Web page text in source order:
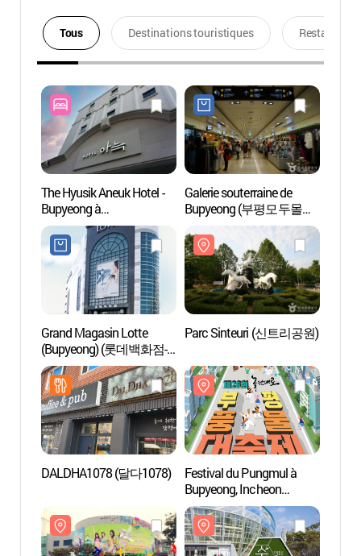
Tous Destinations touristiques Restaurants
The Hyusik Aneuk Hotel -
Bupyeong à
Incheon(더휴식 아늑호텔
인천 부평점)
Galerie souterraine de
Bupyeong (부평모두몰
(부평지하도상가))
Grand Magasin Lotte
(Bupyeong) (롯데백화점-
부평점)
Parc Sinteuri (신트리공원)
DALDHA1078 (달다1078)
Festival du Pungmul à
Bupyeong, Incheon
(부평풍물대축제)